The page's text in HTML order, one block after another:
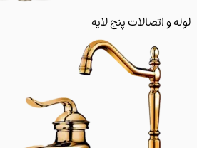
اتصالات پنج لایه